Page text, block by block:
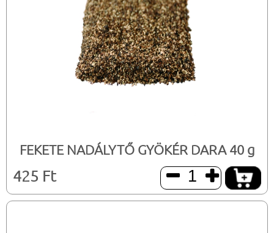
FEKETE NADÁLYTŐ GYÖKÉR DARA 40 g
425 Ft  